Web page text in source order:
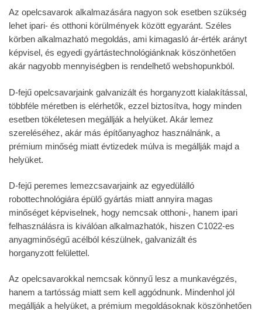
Az opelcsavarok alkalmazására nagyon sok esetben szükség
lehet ipari- és otthoni körülmények között egyaránt. Széles
körben alkalmazható megoldás, ami kimagasló ár-érték arányt
képvisel, és egyedi gyártástechnológiánknak köszönhetően
akár nagyobb mennyiségben is rendelhető webshopunkból.
D-fejű opelcsavarjaink galvanizált és horganyzott kialakítással,
többféle méretben is elérhetők, ezzel biztosítva, hogy minden
esetben tökéletesen megállják a helyüket. Akár lemez
szereléséhez, akár más építőanyaghoz használnánk, a
prémium minőség miatt évtizedek múlva is megállják majd a
helyüket.
D-fejű peremes lemezcsavarjaink az egyedülálló
robottechnológiára épülő gyártás miatt annyira magas
minőséget képviselnek, hogy nemcsak otthoni-, hanem ipari
felhasználásra is kiválóan alkalmazhatók, hiszen C1022-es
anyagminőségű acélból készülnek, galvanizált és
horganyzott felülettel.
Az opelcsavarokkal nemcsak könnyű lesz a munkavégzés,
hanem a tartósság miatt sem kell aggódnunk. Mindenhol jól
megállják a helyüket, a prémium megoldásoknak köszönhetően